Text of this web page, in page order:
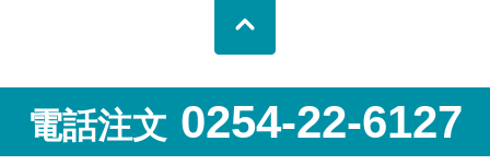
電話注文 0254-22-6127